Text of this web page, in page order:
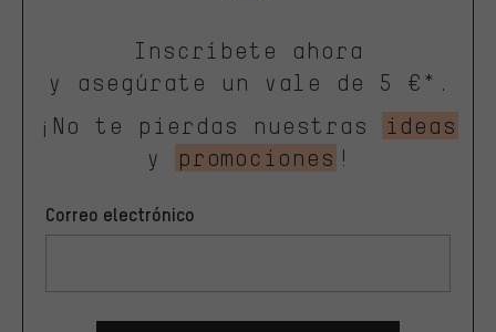
Inscríbete ahora
y asegúrate un vale de 5 €*.
¡No te pierdas nuestras
ideas
y
promociones !
Correo electrónico